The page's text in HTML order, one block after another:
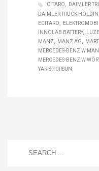
CITARO
DAIMLER
DAIMLER TRUCK
ECITARO
INNOLAB BATTERY
MANZ
MANZ AG
MERCEDES-BENZ W
MERCEDES-BENZ W
YARIS PÜRSÜN